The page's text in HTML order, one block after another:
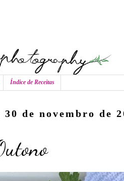
Índice de Receitas
de novembro de